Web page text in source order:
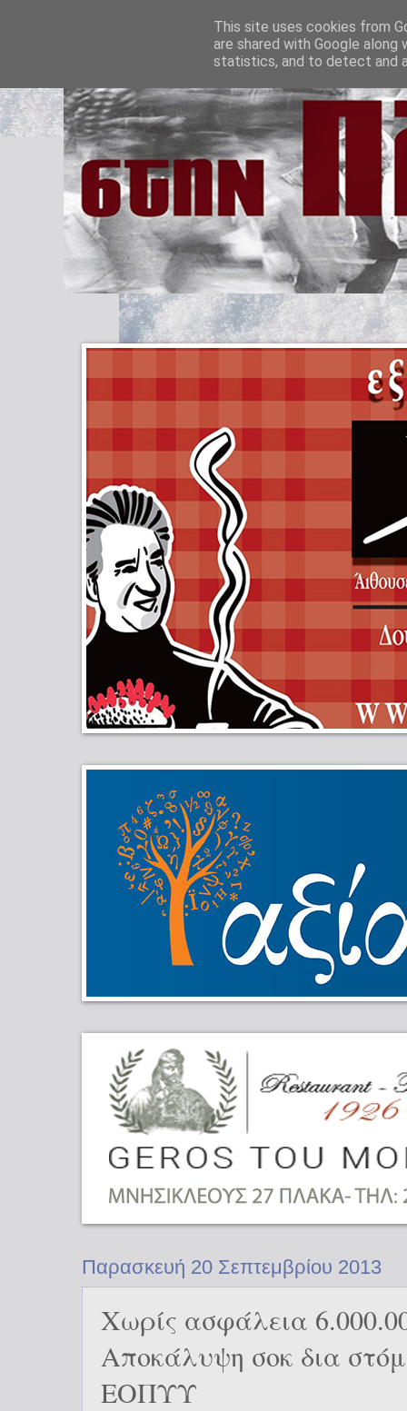
Παρασκευή 20 Σεπτεμβρίου 2013
Χωρίς ασφάλεια
Αποκάλυψη σοκ δια
ΕΟΠΥΥ
This site uses cookies from
are shared with Google
statistics, and to detect and